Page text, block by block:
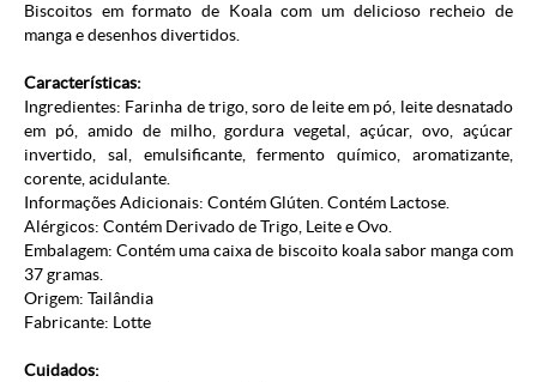
Biscoitos em formato de Koala com um delicioso recheio de
manga e desenhos divertidos.
Características:
Ingredientes: Farinha de trigo, soro de leite em pó, leite desnatado
em pó, amido de milho, gordura vegetal, açúcar, ovo, açúcar
invertido, sal, emulsificante, fermento químico, aromatizante,
corente, acidulante.
Informações Adicionais: Contém Glúten. Contém Lactose.
Alérgicos: Contém Derivado de Trigo, Leite e Ovo
Embalagem: Contém uma caixa de biscoito koala sabor manga com
37 gramas.
Origem: Tailândia
Fabricante: Lotte
Cuidados: